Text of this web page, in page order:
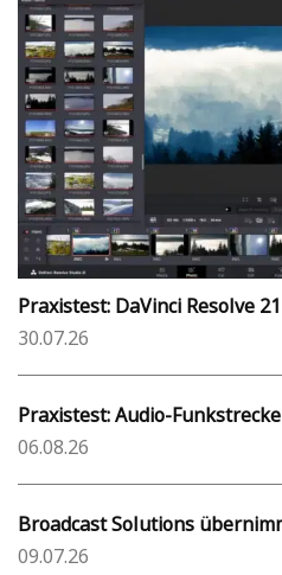
Praxistest: DaVinci Resolve 21
30.07.26
Praxistest: Audio-
06.08.26
Broadcast Solutions
09.07.26